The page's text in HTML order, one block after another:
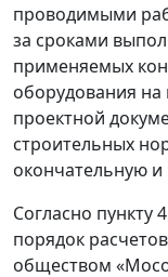
проводимыми
за сроками
применяемых
оборудования на
проектной
строительных
окончательную
Согласно
порядок
обществом